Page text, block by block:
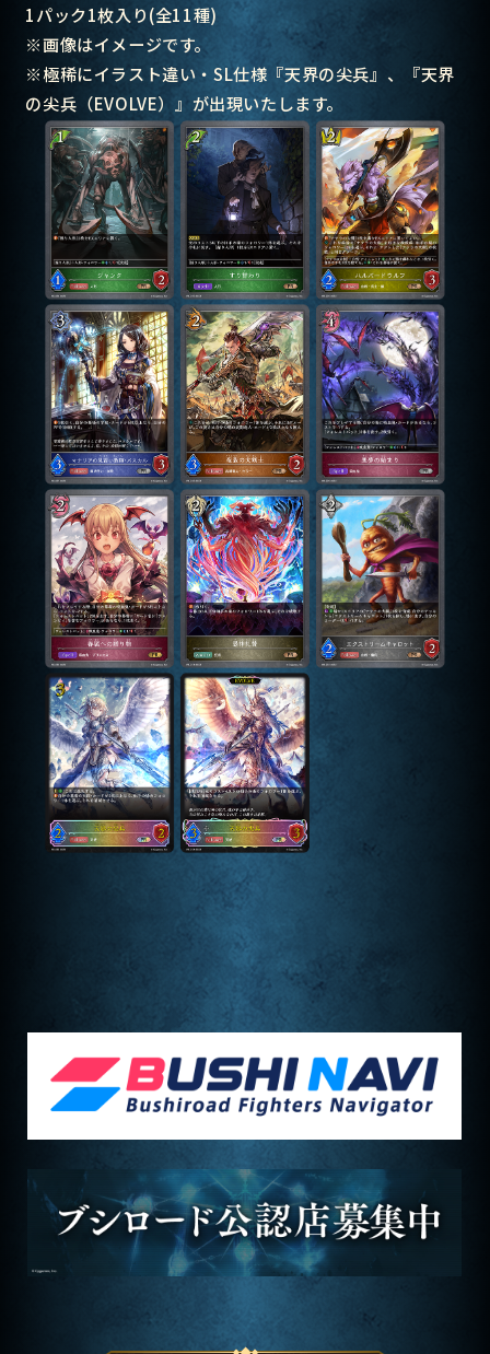
1パック1枚入り(全11種)
※画像はイメージです。
※極稀にイラスト違い・SL仕様『天界の尖兵』、『天界
の尖兵（EVOLVE）』が出現いたします。